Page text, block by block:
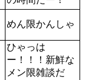
めん限かんしゃ
ひゃっは
ー！！！新鮮な
メン限雑談だ